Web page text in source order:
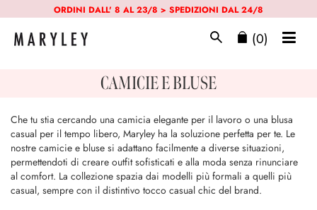
ORDINI DALL' 8 AL 23/8 > SPEDIZIONI DAL 24/8
(0)
CAMICIE E BLUSE
Che tu stia cercando una camicia elegante per il lavoro o una blusa
casual per il tempo libero, Maryley ha la soluzione perfetta per te. Le
nostre camicie e bluse si adattano facilmente a diverse situazioni,
permettendoti di creare outfit sofisticati e alla moda senza rinunciare
al comfort. La collezione spazia dai modelli più formali a quelli più
casual, sempre con il distintivo tocco casual chic del brand.